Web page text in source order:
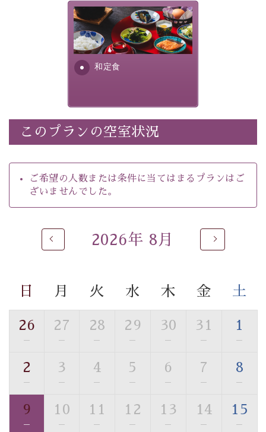
【ご予約前にご確認ください】
※本プランはバスの定員に限りがあるため、先着順での
ご案内となります。
※ご予約完了後でも、時間差により満席となる場合がご
ざいます。その際は当館よりご連絡申し上げます。
※催行人数に満たない場合は、催行を見合わせる場合が
※ほたる童謡公園では自由行動となります（ガイドは付
きません）。
※ホタルの発生は自然条件に左右されるため、ご覧いた
だけない場合もございます。
-----------【安心への取り組み】----------
個室料亭、貸切風呂のご利用が可能な上、 安心安全にご
滞在いただけるよう
徹底した衛生管理を行っております。
-------------------------------------------------
ほたる童謡公園までのご送迎＆入園券
・諏訪大社4社を巡る無料参拝バス（事前予約制）
・館内着をご用意
・環境に配慮したアメニティをご用意
・館内フリーWi-Fi
・駐車場完備
・チェックイン15時、チェックアウト10時
和定食
さっぱりとした和食膳に使わ
れる食材は、諏訪の名産品を
ふんだんに取り入れ、安心・
安全を心掛けた長野県産...
このプランの空室状況
ご希望の人数または条件に当てはまるプランはご
ざいませんでした。
2026年 8月
日 月 火 水 木 金 土
26
—
27
—
28
—
29
—
30
—
31
—
1
—
2
—
3
—
4
—
5
—
6
—
7
—
8
—
9
—
10
—
11
—
12
—
13
—
14
—
15
—